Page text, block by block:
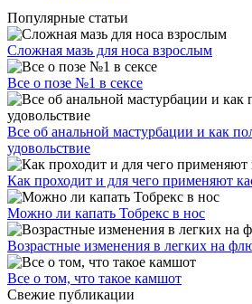
Популярные статьи
Сложная мазь для носа взрослым
Все о позе №1 в сексе
Все об анальной мастурбации и как
удовольствие
Как проходит и для чего применяют
Можно ли капать Тобрекс в нос
Возрастные изменения в легких на
Все о том, что такое камшот
Свежие публикации